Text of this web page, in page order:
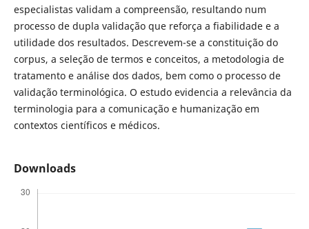
especialistas validam a compreensão, resultando num
processo de dupla validação que reforça a fiabilidade e a
utilidade dos resultados. Descrevem-se a constituição do
corpus, a seleção de termos e conceitos, a metodologia de
tratamento e análise dos dados, bem como o processo de
validação terminológica. O estudo evidencia a relevância da
terminologia para a comunicação e humanização em
contextos científicos e médicos.
Downloads